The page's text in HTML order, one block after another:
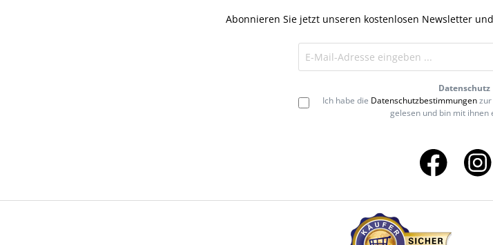
Abonnieren Sie jetzt unseren kostenlosen Newsletter
Datenschutz
Ich habe die Datenschutzbestimmungenzur
gelesen und bin mit ihnen